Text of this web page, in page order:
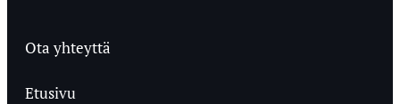
Ota yhteyttä
Etusivu